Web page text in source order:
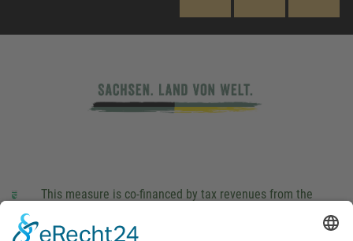
This measure is co-financed by tax revenues from the
Landtag (parliament).